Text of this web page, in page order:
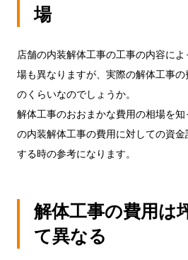
場
店舗の内装解体工事の工事の内容に
場も異なりますが、実際の解体工事
のくらいなのでしょうか。
解体工事のおおまかな費用の相場を
の内装解体工事の費用に対しての資
する時の参考になります。
解体工事の費用は
て異なる